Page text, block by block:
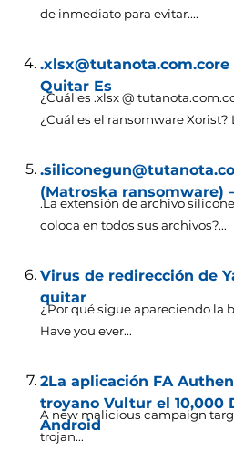
de inmediato para evitar....
Quitar Es
¿Cuál es .xlsx @
¿Cuál es el ransomware Xorist?
(Matroska ransomware)
.La extensión de archivo
coloca en todos sus archivos?...
Virus de redirección de
quitar
¿Por qué sigue apareciendo la
Have you ever...
2La aplicación FA
troyano Vultur el 10,000
Android
A new malicious campaign
trojan...